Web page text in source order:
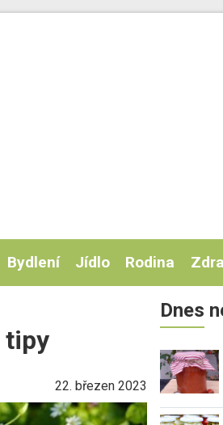
Bydlení Jídlo Rodina
tipy
22. březen 2023
Dnes